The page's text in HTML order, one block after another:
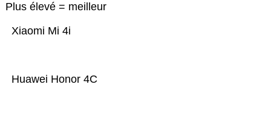
Plus élevé = meilleur
Huawei Honor 4C
Xiaomi Mi 4i